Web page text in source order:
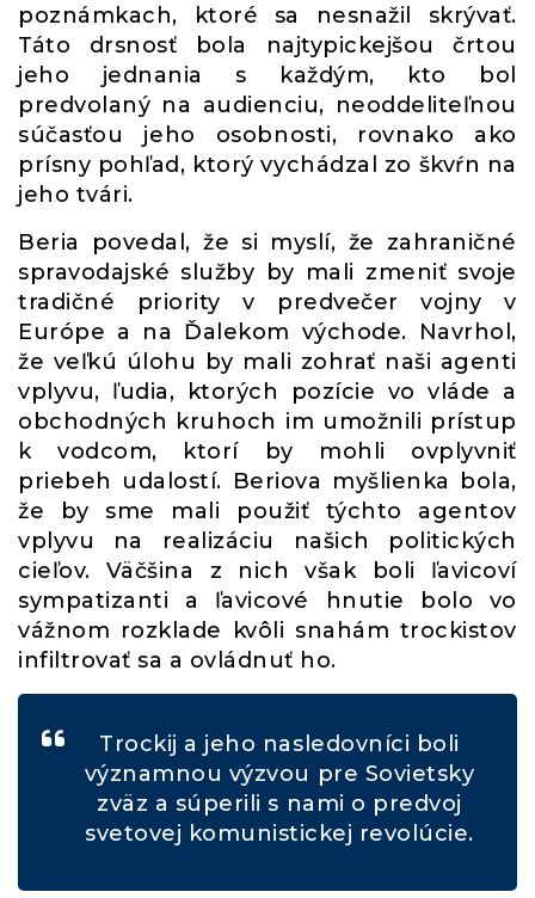
poznámkach, ktoré sa nesnažil skrývať.
Táto drsnosť bola najtypickejšou črtou
jeho jednania s každým, kto bol
predvolaný na audienciu, neoddeliteľnou
súčasťou jeho osobnosti, rovnako ako
prísny pohľad, ktorý vychádzal zo škvŕn na
jeho tvári.
Beria povedal, že si myslí, že zahraničné
spravodajské služby by mali zmeniť svoje
tradičné priority v predvečer vojny v
Európe a na Ďalekom východe. Navrhol,
že veľkú úlohu by mali zohrať naši agenti
vplyvu, ľudia, ktorých pozície vo vláde a
obchodných kruhoch im umožnili prístup
k vodcom, ktorí by mohli ovplyvniť
priebeh udalostí. Beriova myšlienka bola,
že by sme mali použiť týchto agentov
vplyvu na realizáciu našich politických
cieľov. Väčšina z nich však boli ľavicoví
sympatizanti a ľavicové hnutie bolo vo
vážnom rozklade kvôli snahám trockistov
infiltrovať sa a ovládnuť ho.
Trockij a jeho nasledovníci boli
významnou výzvou pre Sovietsky
zväz a súperili s nami o predvoj
svetovej komunistickej revolúcie.